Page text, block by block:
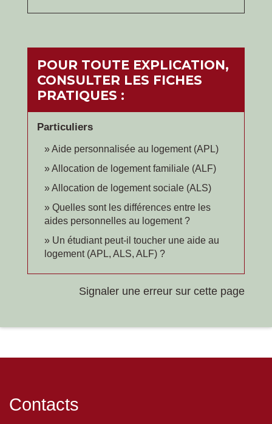
POUR TOUTE EXPLICATION,
CONSULTER LES FICHES
PRATIQUES :
Particuliers
Aide personnalisée au logement (APL)
Allocation de logement familiale (ALF)
Allocation de logement sociale (ALS)
Quelles sont les différences entre les
aides personnelles au logement ?
Un étudiant peut-il toucher une aide au
logement (APL, ALS, ALF) ?
Signaler une erreur sur cette page
Contacts